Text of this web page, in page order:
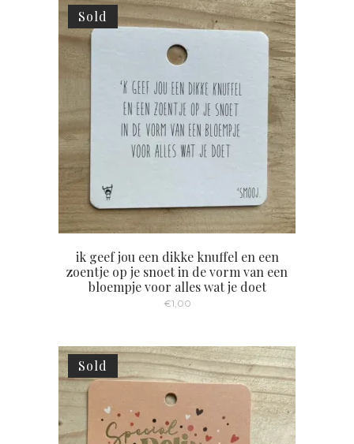
heeft
meerdere
variaties.
Deze
optie
kan
gekozen
worden
op
productpagina
Sold
ik geef jou een dikke knuffel en een
zoentje op je snoet in de vorm van een
bloempje voor alles wat je doet
€1,00
Sold